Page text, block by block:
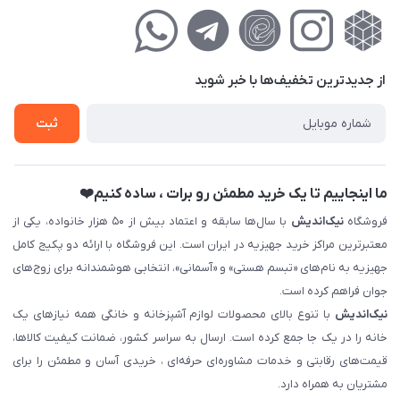
کوچه گلریز 4 غربی ، پلاک 13
لیست محصولات
راهنمای‌خرید‌آنلاین
حریم خصوصی
فروش‌اقساطی
از جدید‌ترین تخفیف‌ها با‌ خبر شوید
ثبت
ما اینجاییم تا یک خرید مطمئن رو برات ، ساده کنیم❤️
فروشگاهنیک‌اندیش
با سال‌ها سابقه و اعتماد بیش از ۵۰ هزار خانواده، یکی از
معتبرترین مراکز خرید جهیزیه در ایران است. این فروشگاه با ارائه دو پکیج کامل
جهیزیه به نام‌های «تبسم هستی» و «آسمانی»، انتخابی هوشمندانه برای زوج‌های
جوان فراهم کرده است.
نیک‌اندیش با تنوع بالای محصولات لوازم آشپزخانه و خانگی همه نیازهای یک
خانه را در یک جا جمع کرده است. ارسال به سراسر کشور، ضمانت کیفیت کالاها،
قیمت‌های رقابتی و خدمات مشاوره‌ای حرفه‌ای ، خریدی آسان و مطمئن را برای
مشتریان به همراه دارد.